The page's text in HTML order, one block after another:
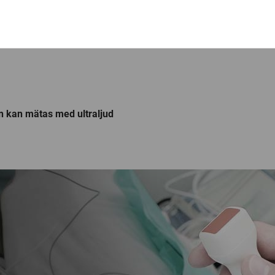
kan mätas med ultraljud